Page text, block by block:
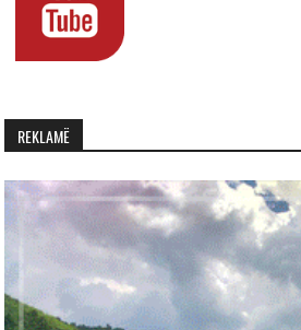
REKLAMË